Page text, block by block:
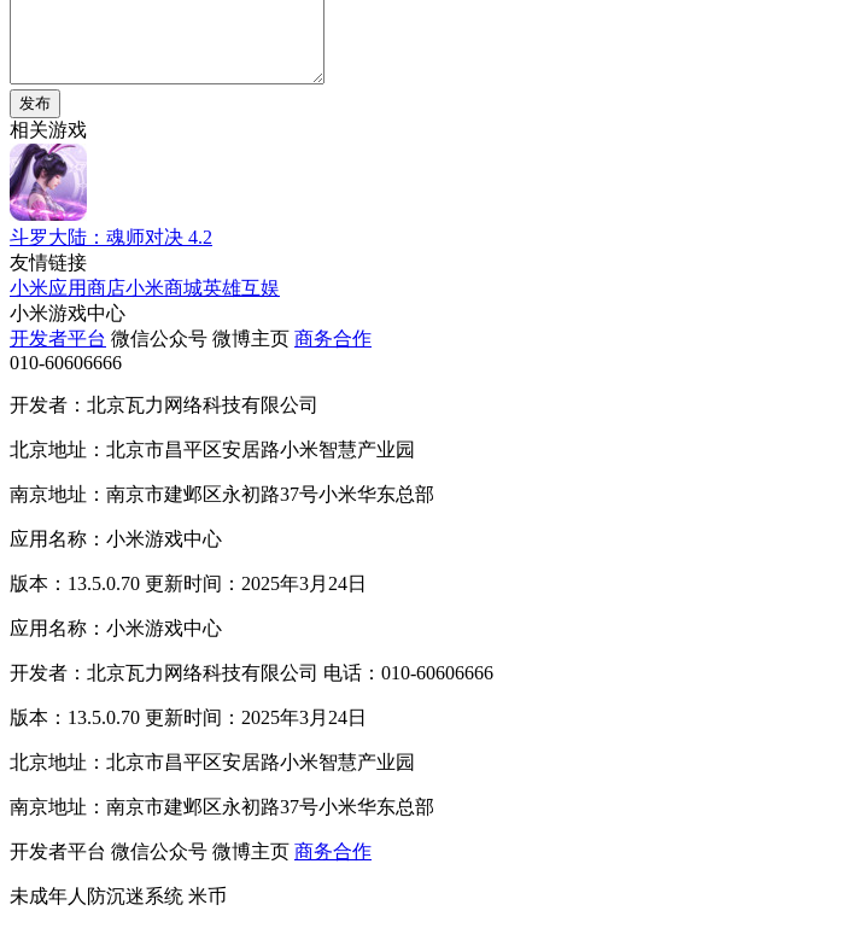
发布
相关游戏
斗罗大陆：魂师对决 4.2
友情链接
小米应用商店小米商城英雄互娱
小米游戏中心
开发者平台 微信公众号 微博主页 商务合作
010-60606666
开发者：北京瓦力网络科技有限公司
北京地址：北京市昌平区安居路小米智慧产业园
南京地址：南京市建邺区永初路37号小米华东总部
应用名称：小米游戏中心
版本：13.5.0.70 更新时间：2025年3月24日
应用名称：小米游戏中心
开发者：北京瓦力网络科技有限公司 电话：010-60606666
版本：13.5.0.70 更新时间：2025年3月24日
北京地址：北京市昌平区安居路小米智慧产业园
南京地址：南京市建邺区永初路37号小米华东总部
开发者平台 微信公众号 微博主页 商务合作
未成年人防沉迷系统 米币